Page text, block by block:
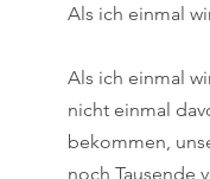
Als ich einmal
Als ich einmal
nicht einmal
bekommen,
noch Tausende